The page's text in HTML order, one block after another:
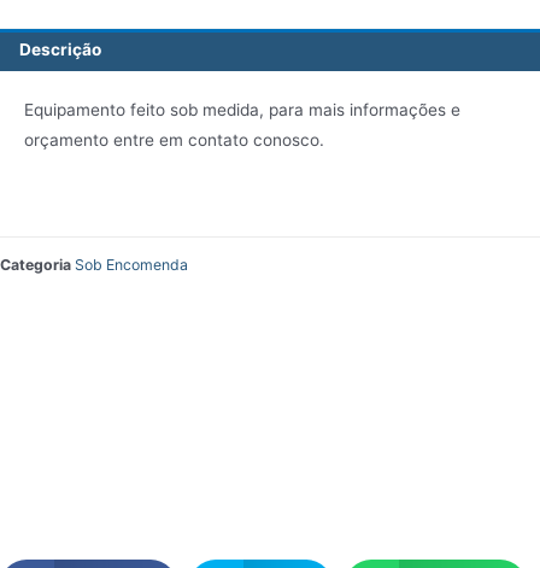
Descrição
Equipamento feito sob medida, para mais informações e
orçamento entre em contato conosco.
Categoria Sob Encomenda